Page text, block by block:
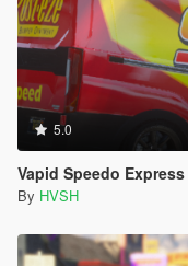
5.0
Vapid Speedo
By HVSH